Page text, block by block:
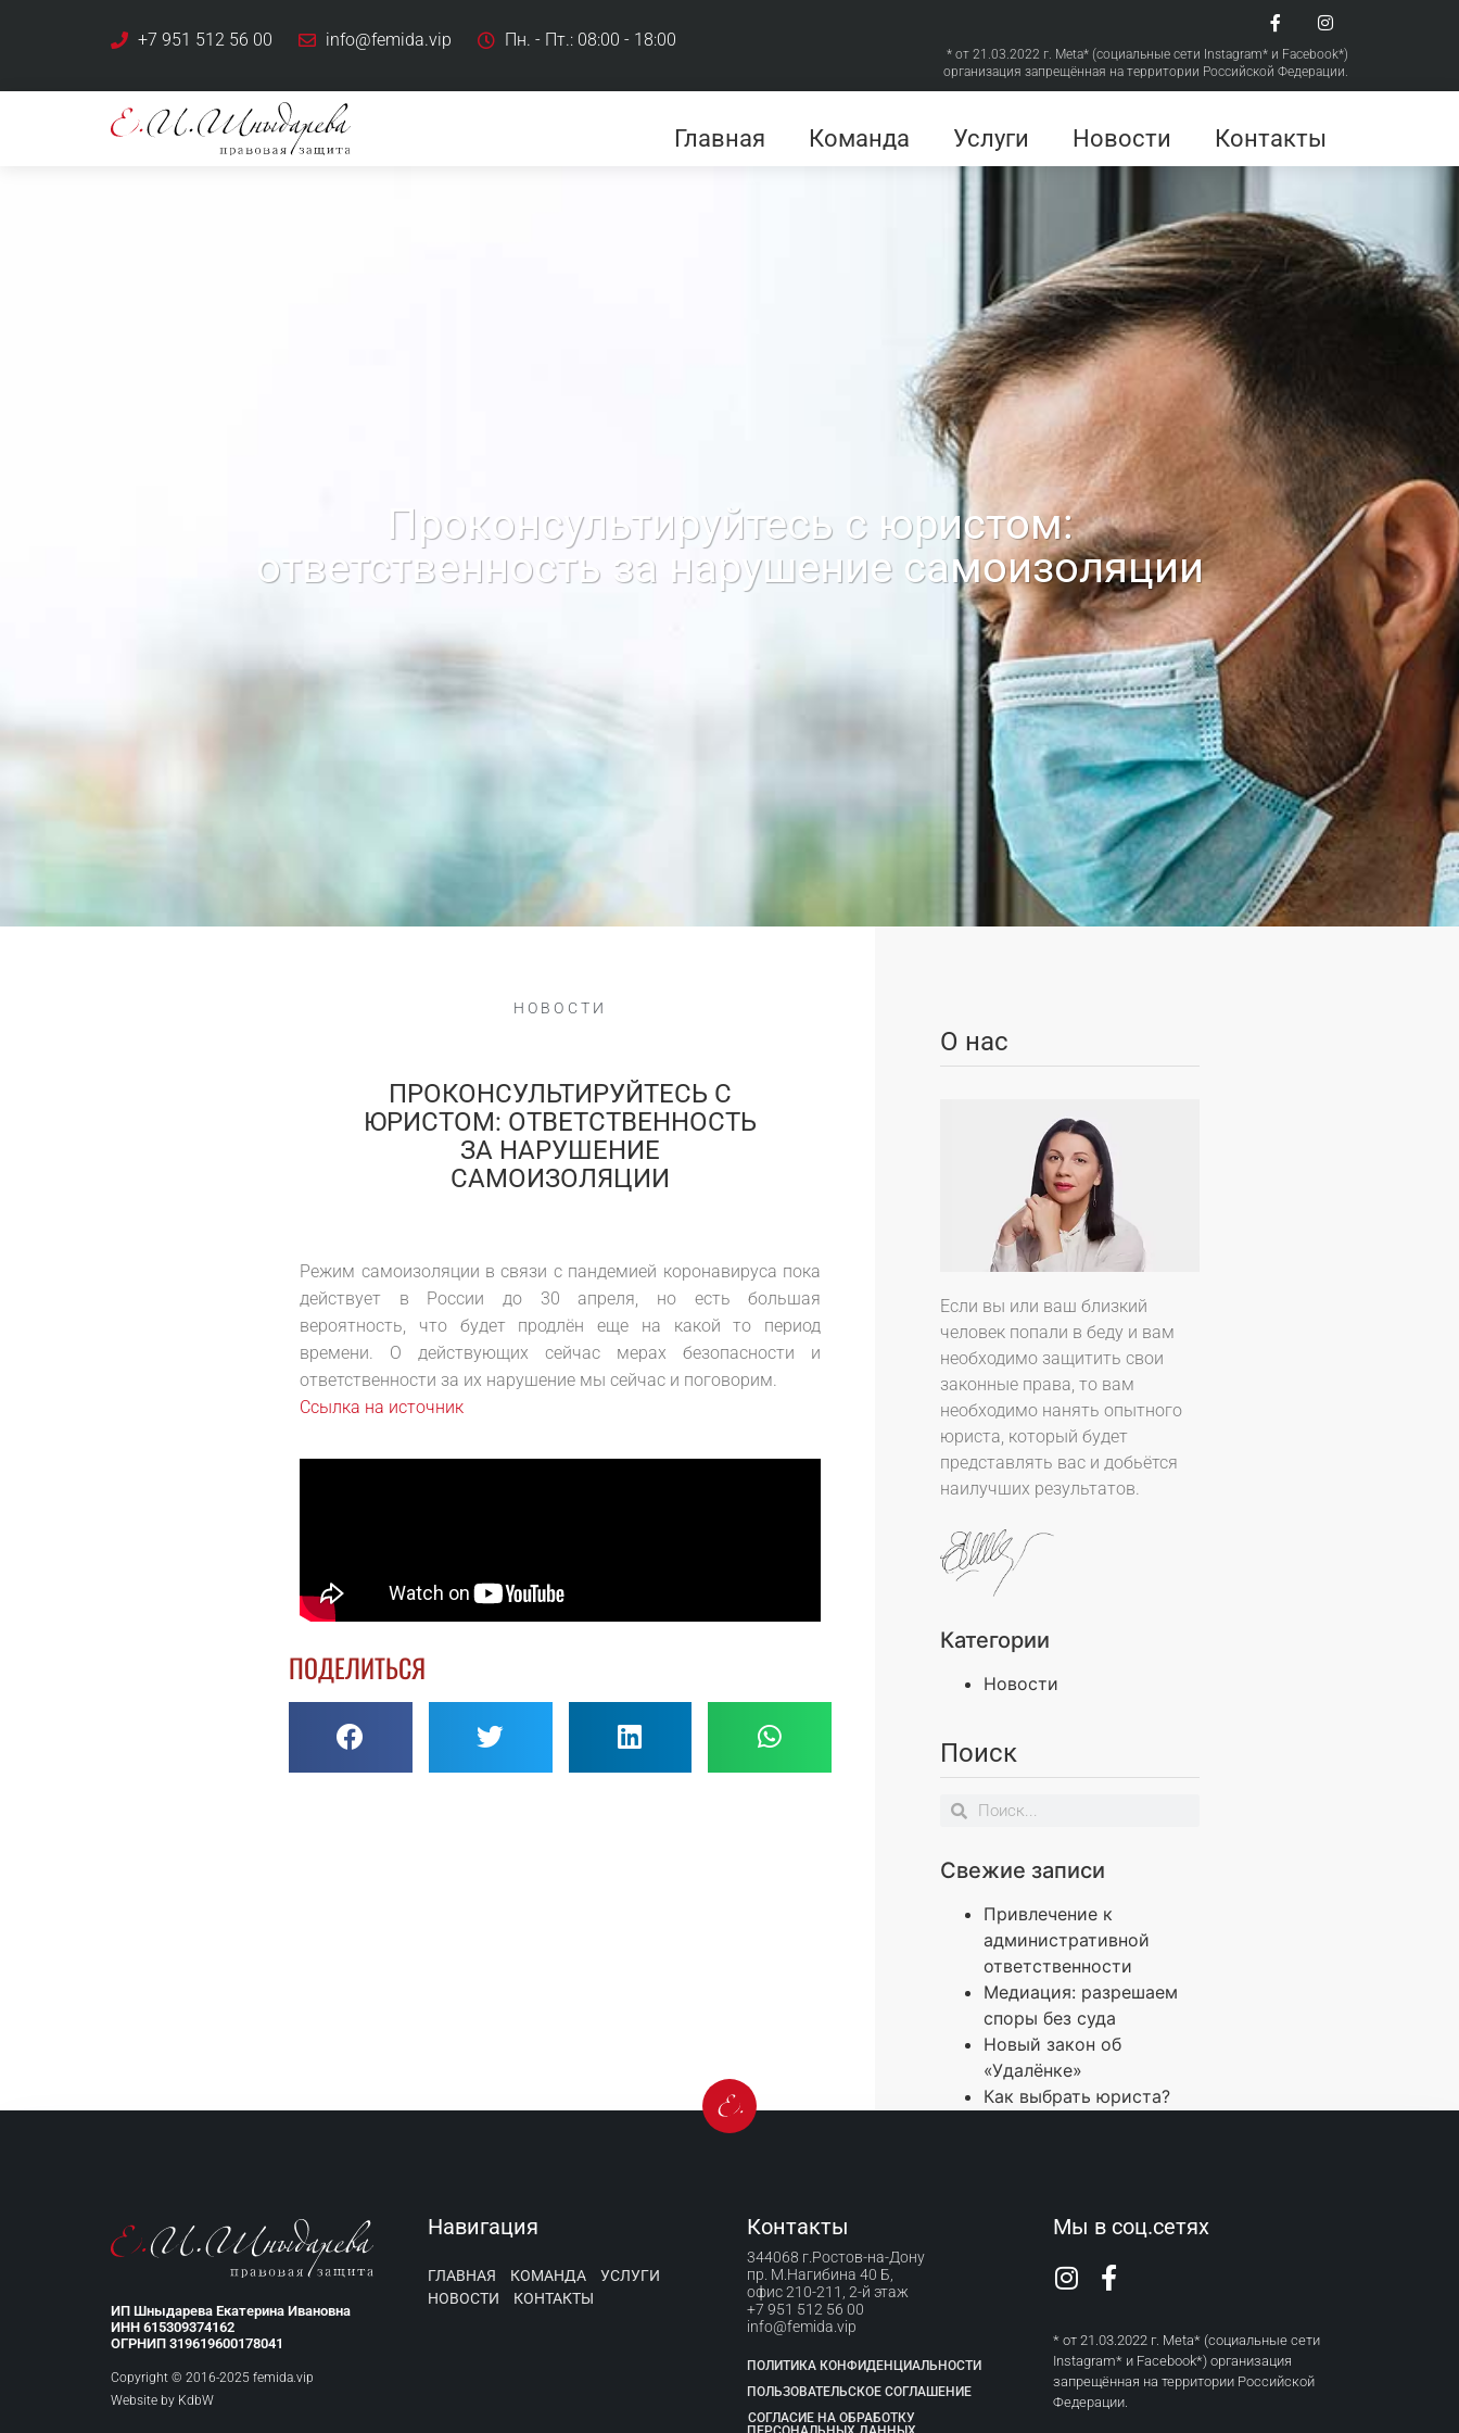
+7 951 512 56 00 info@femida.vip Пн. - Пт.: 08:00 - 18:00
* от 21.03.2022 г. Meta* (социальные сети Instagram* и Facebook*)
организация запрещённая на территории Российской Федерации.
Главная Команда Услуги Новости Контакты
Проконсультируйтесь с юристом:
ответственность за нарушение самоизоляции
НОВОСТИ
ПРОКОНСУЛЬТИРУЙТЕСЬ С
ЮРИСТОМ: ОТВЕТСТВЕННОСТЬ
ЗА НАРУШЕНИЕ
САМОИЗОЛЯЦИИ
Режим самоизоляции в связи с пандемией коронавируса пока
действует в России до 30 апреля, но есть большая
вероятность, что будет продлён еще на какой то период
времени. О действующих сейчас мерах безопасности и
ответственности за их нарушение мы сейчас и поговорим.
Ссылка на источник
ПОДЕЛИТЬСЯ
О нас
Если вы или ваш близкий
человек попали в беду и вам
необходимо защитить свои
законные права, то вам
необходимо нанять опытного
юриста, который будет
представлять вас и добьётся
наилучших результатов.
Категории
Новости
Поиск
Свежие записи
Привлечение к
административной
ответственности
Медиация: разрешаем
споры без суда
Новый закон об
«Удалёнке»
Как выбрать юриста?
ИП Шныдарева Екатерина Ивановна
ИНН 615309374162
ОГРНИП 319619600178041
Copyright © 2016-2025 femida.vip
Website by KdbW
Навигация
ГЛАВНАЯ КОМАНДА
УСЛУГИ
НОВОСТИ
КОНТАКТЫ
Контакты
344068 г.Ростов-на-Дону
пр. М.Нагибина 40 Б,
офис 210-211, 2-й этаж
+7 951 512 56 00
info@femida.vip
ПОЛИТИКА КОНФИДЕНЦИАЛЬНОСТИ
ПОЛЬЗОВАТЕЛЬСКОЕ СОГЛАШЕНИЕ
СОГЛАСИЕ НА ОБРАБОТКУ
Мы в соц.сетях
* от 21.03.2022 г. Meta* (социальные сети
Instagram* и Facebook*) организация
запрещённая на территории Российской
Федерации.